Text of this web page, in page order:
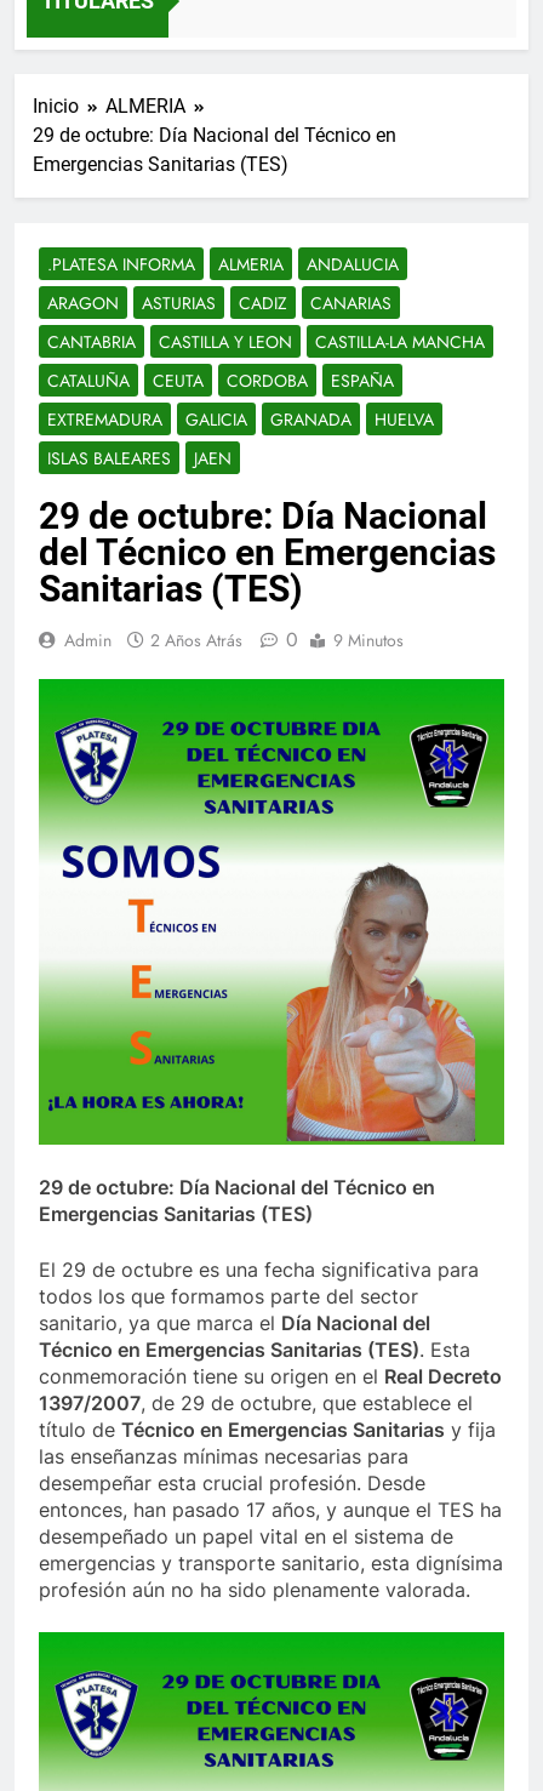
Inicio
ALMERIA
29 de octubre: Día Nacional del Técnico en
Emergencias Sanitarias (TES)
.PLATESA INFORMA ALMERIA
ANDALUCIA
ARAGON
ASTURIAS CADIZ
CANARIAS
CANTABRIA
CASTILLA Y LEON
CASTILLA-LA MANCHA
CATALUÑA
CEUTA CORDOBA
ESPAÑA
EXTREMADURA
GALICIA GRANADA
HUELVA
ISLAS BALEARES
JAEN
29 de octubre: Día Nacional
del Técnico en Emergencias
Sanitarias (TES)
Admin 2 Años Atrás 0 9 Minutos
29 de octubre: Día Nacional del Técnico en
Emergencias Sanitarias (TES)
El 29 de octubre es una fecha significativa para
todos los que formamos parte del sector
sanitario, ya que marca el Día Nacional del
Técnico en Emergencias Sanitarias (TES). Esta
conmemoración tiene su origen en el Real Decreto
1397/2007, de 29 de octubre, que establece el
título de Técnico en Emergencias Sanitarias y fija
las enseñanzas mínimas necesarias para
desempeñar esta crucial profesión. Desde
entonces, han pasado 17 años, y aunque el TES ha
desempeñado un papel vital en el sistema de
emergencias y transporte sanitario, esta dignísima
profesión aún no ha sido plenamente valorada.